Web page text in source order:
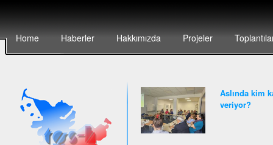
Home Haberler Hakkımızda Projeler
Aslında kim
veriyor?